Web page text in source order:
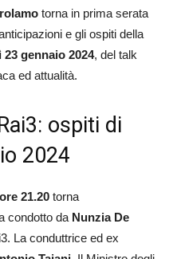
torna in prima serata
e gli ospiti della
23 gennaio 2024, del talk
ed attualità.
ospiti di
2024
21.20 torna
condotto da Nunzia De
La conduttrice ed ex